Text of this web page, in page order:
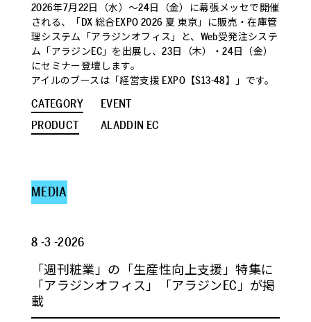
2026年7月22日（水）～24日（金）に幕張メッセで開催
される、「DX 総合EXPO 2026 夏 東京」に販売・在庫管
理システム「アラジンオフィス」と、Web受発注システ
ム「アラジンEC」を出展し、23日（木）・24日（金）
にセミナー登壇します。
アイルのブースは「経営支援 EXPO【S13-48】」です。
CATEGORY
EVENT
PRODUCT
ALADDIN EC
MEDIA
8 -3 -2026
「週刊粧業」の「生産性向上支援」特集に
「アラジンオフィス」「アラジンEC」が掲
載